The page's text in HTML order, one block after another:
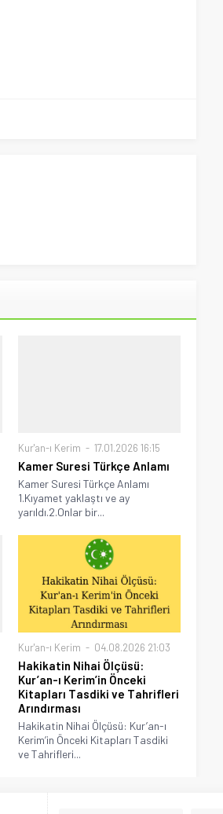
Kur'an-ı Kerim 17.01.2026 16:15
Kamer Suresi Türkçe Anlamı
Kamer Suresi Türkçe Anlamı
1.Kıyamet yaklaştı ve ay
yarıldı.2.Onlar bir...
Kur'an-ı Kerim 04.08.2026 21:03
Hakikatin Nihai Ölçüsü:
Kur’an-ı Kerim’in Önceki
Kitapları Tasdiki ve Tahrifleri
Arındırması
Hakikatin Nihai Ölçüsü: Kur’an-ı
Kerim’in Önceki Kitapları Tasdiki
ve Tahrifleri...